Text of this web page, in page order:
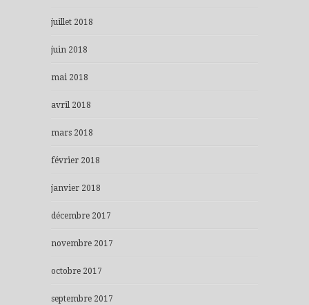
juillet 2018
juin 2018
mai 2018
avril 2018
mars 2018
février 2018
janvier 2018
décembre 2017
novembre 2017
octobre 2017
septembre 2017